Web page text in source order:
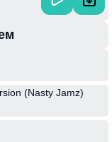
(Nasty Jamz)